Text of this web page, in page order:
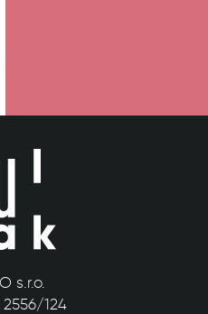
s.r.o.
124